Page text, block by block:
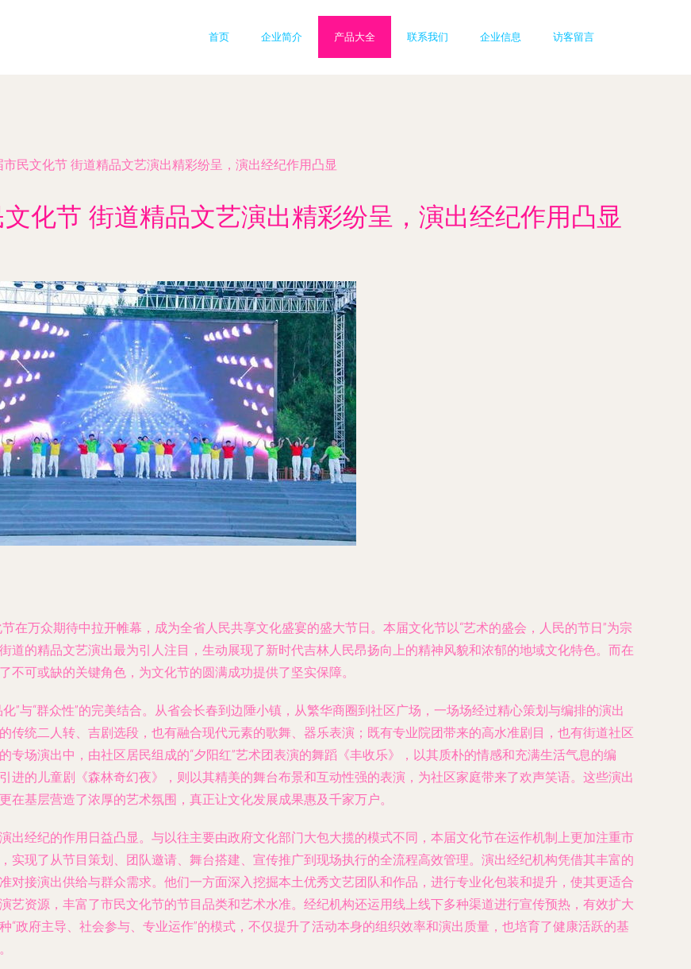
首页 企业简介 产品大全 联系我们 企业信息 访客留言
民文化节 街道精品文艺演出精彩纷呈，演出经纪作用凸显
化节 街道精品文艺演出精彩纷呈，演出经纪作用凸显
在万众期待中拉开帷幕，成为全省人民共享文化盛宴的盛大节日。本届文化节以“艺术的盛会，人民的节日”为宗
道的精品文艺演出最为引人注目，生动展现了新时代吉林人民昂扬向上的精神风貌和浓郁的地域文化特色。而在
可或缺的关键角色，为文化节的圆满成功提供了坚实保障。
”与“群众性”的完美结合。从省会长春到边陲小镇，从繁华商圈到社区广场，一场场经过精心策划与编排的演出
传统二人转、吉剧选段，也有融合现代元素的歌舞、器乐表演；既有专业院团带来的高水准剧目，也有街道社区
场演出中，由社区居民组成的“夕阳红”艺术团表演的舞蹈《丰收乐》，以其质朴的情感和充满生活气息的编
进的儿童剧《森林奇幻夜》，则以其精美的舞台布景和互动性强的表演，为社区家庭带来了欢声笑语。这些演出
基层营造了浓厚的艺术氛围，真正让文化发展成果惠及千家万户。
出经纪的作用日益凸显。与以往主要由政府文化部门大包大揽的模式不同，本届文化节在运作机制上更加注重市
实现了从节目策划、团队邀请、舞台搭建、宣传推广到现场执行的全流程高效管理。演出经纪机构凭借其丰富的
对接演出供给与群众需求。他们一方面深入挖掘本土优秀文艺团队和作品，进行专业化包装和提升，使其更适合
艺资源，丰富了市民文化节的节目品类和艺术水准。经纪机构还运用线上线下多种渠道进行宣传预热，有效扩大
政府主导、社会参与、专业运作”的模式，不仅提升了活动本身的组织效率和演出质量，也培育了健康活跃的基